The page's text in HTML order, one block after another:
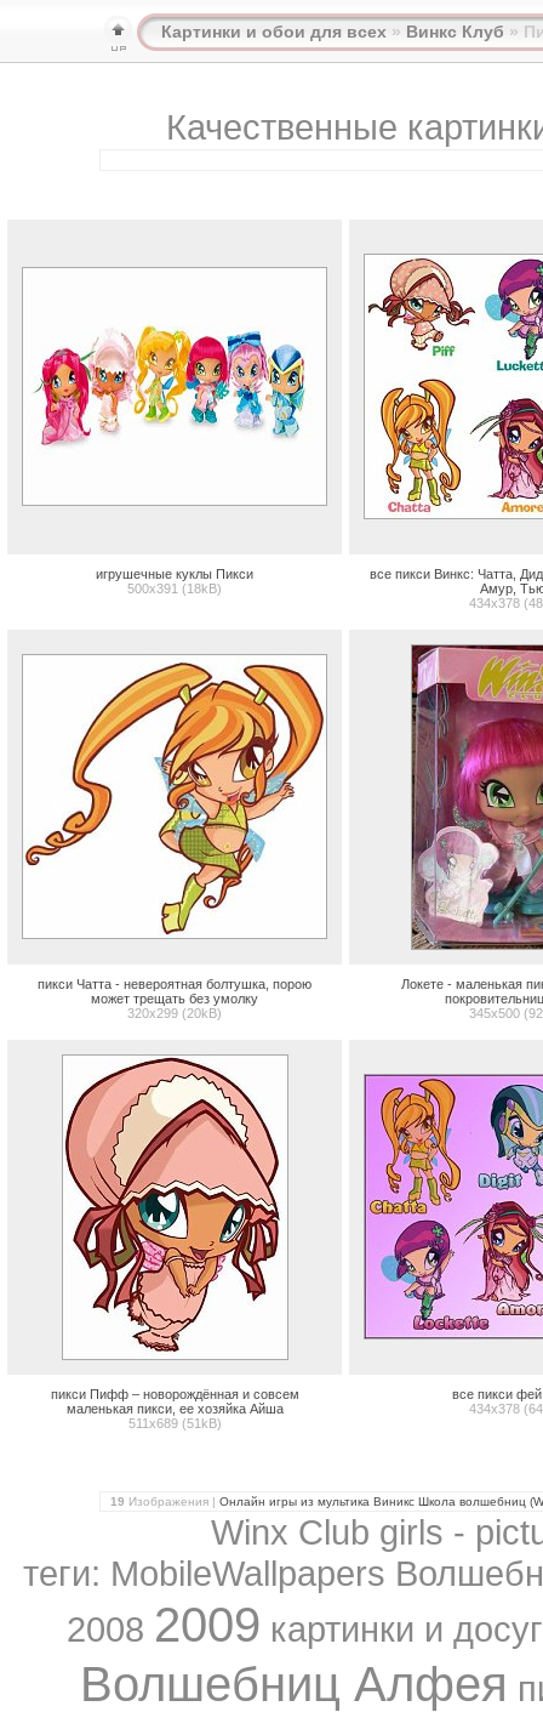
Картинки и обои для всех » Винкс Клуб »
Качественные
игрушечные куклы Пикси
500x391 (18kB)
все пикси Винкс: Чатта,
Амур,
434x378
пикси Чатта - невероятная болтушка, порою
может трещать без умолку
320x299 (20kB)
Локете - маленькая
345x500
пикси Пифф – новорождённая и совсем
маленькая пикси, ее хозяйка Айша
511x689 (51kB)
все пикси
434x378
19 Изображения | Онлайн игры из мультика Виникс Школа волшебниц
Winx Club girls -
теги: MobileWallpapers
2008 2009 картинки и
Волшебниц Алфея